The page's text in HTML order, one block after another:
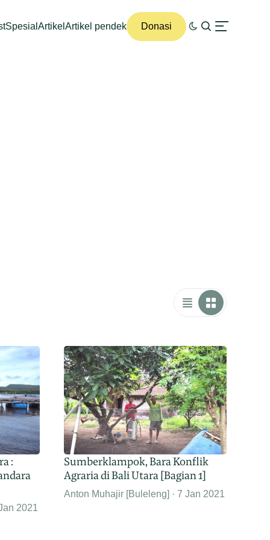
Spesial Artikel Artikel pendek Donasi
:
2021
Sumberklampok, Bara Konflik
Agraria di Bali Utara [Bagian 1]
Anton Muhajir [Buleleng] 7 Jan 2021